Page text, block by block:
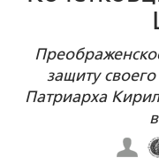
защиту
Патриарха